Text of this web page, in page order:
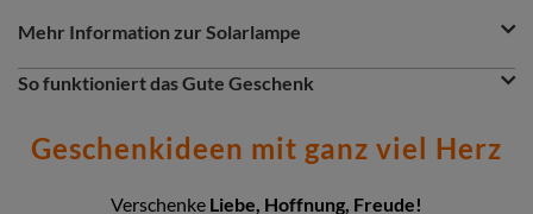
Question
Answer
Question
Mehr Information zur Solarlampe
Question
So funktioniert das Gute Geschenk
eine greifbare Spende. Entscheidest du dich z.B. für eine
Solearlampe, so wird dein Gutes Geschenk dort eingesetzt,
insbesondere in unseren Nothilfe- und
Geschenkideen mit ganz viel Herz
Verschenke Liebe, Hoffnung, Freude!